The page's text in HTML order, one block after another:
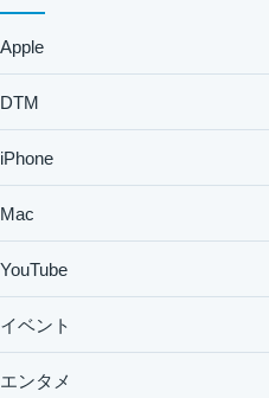
Apple
DTM
iPhone
Mac
YouTube
イベント
エンタメ